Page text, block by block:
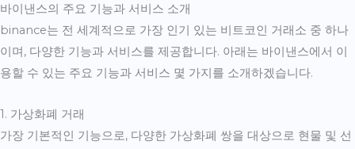
바이낸스의 주요 기능과 서비스 소개
binance는 전 세계적으로 가장 인기 있는 비트코인 거래소 중 하나
이며, 다양한 기능과 서비스를 제공합니다. 아래는 바이낸스에서 이
용할 수 있는 주요 기능과 서비스 몇 가지를 소개하겠습니다.
1. 가상화폐 거래
가장 기본적인 기능으로, 다양한 가상화폐 쌍을 대상으로 현물 및 선